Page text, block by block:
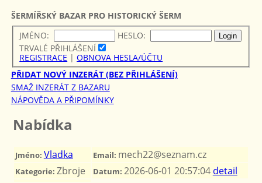
ŠERMÍŘSKÝ BAZAR PRO HISTORICKÝ ŠERM
JMÉNO:
HESLO:
TRVALÉ PŘIHLÁŠENÍ
REGISTRACE |OBNOVA HESLA/ÚČTU
PŘIDAT NOVÝ INZERÁT (BEZ PŘIHLÁŠENÍ)
SMAŽ INZERÁT Z BAZARU
NÁPOVĚDA A PŘIPOMÍNKY
Nabídka
Jméno: Vladka Email: mech22@seznam.cz
Kategorie: Zbroje Datum: 2026-06-01 20:57:04 detail